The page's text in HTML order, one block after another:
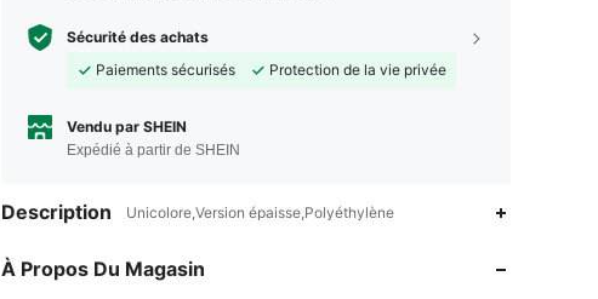
Sécurité des achats
Paiements sécurisés
Protection de la vie privée
Vendu par SHEIN
Expédié à partir de SHEIN
Description Unicolore,Version épaisse,Polyéthylène
À Propos Du Magasin